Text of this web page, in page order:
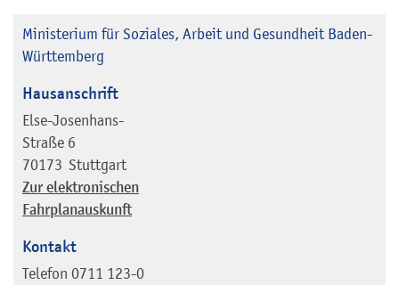
Ministerium für Soziales, Arbeit und Gesundheit Baden-
Württemberg
Hausanschrift
Else-Josenhans-
Straße 6
70173 Stuttgart
Zur elektronischen
Fahrplanauskunft
Kontakt
Telefon 0711 123-0